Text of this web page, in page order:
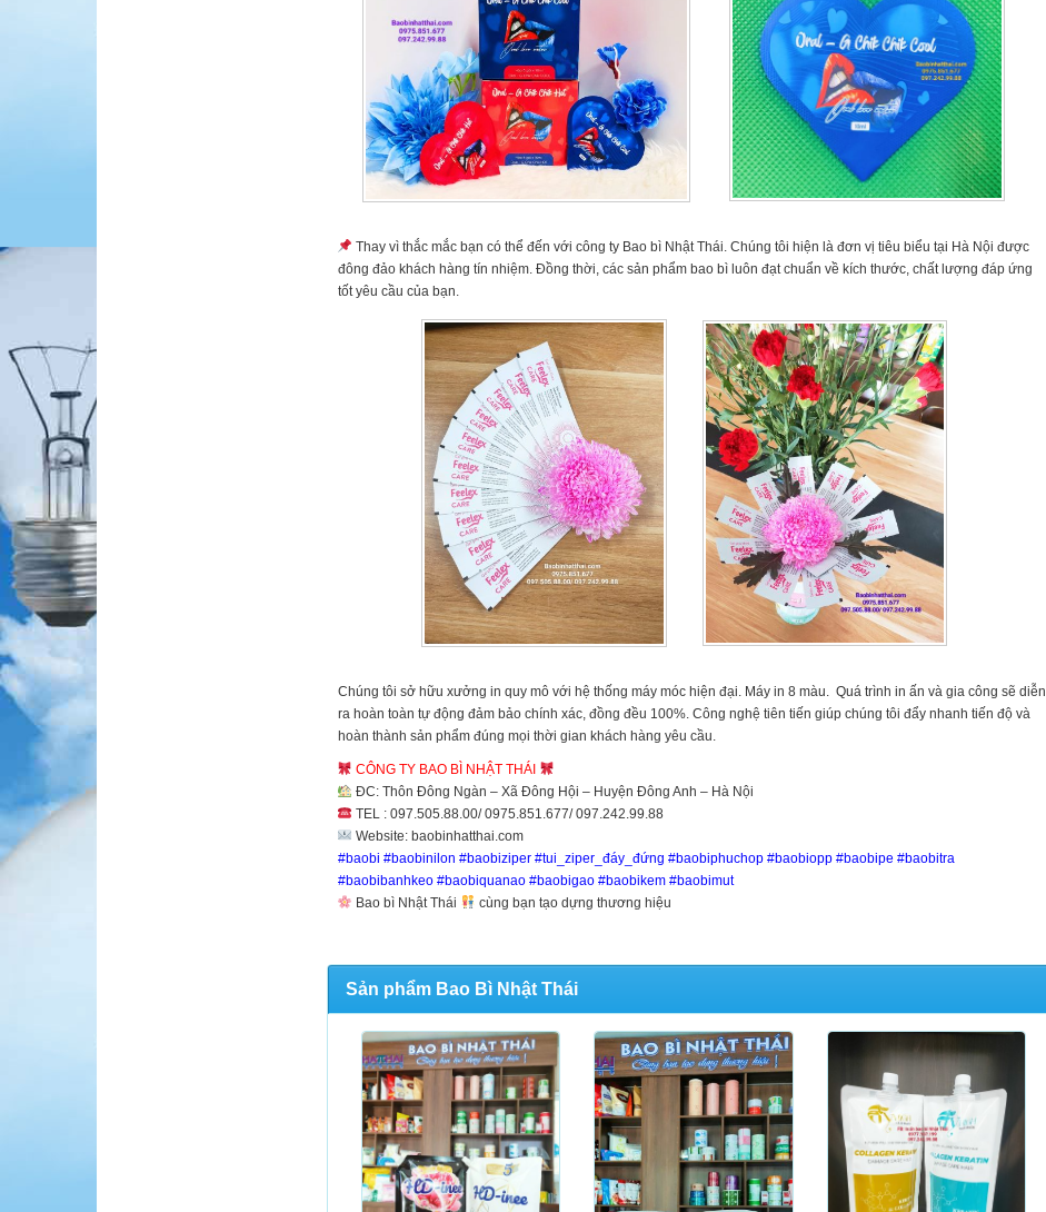
Thay vì thắc mắc bạn có thể đến với công ty Bao bì Nhật Thái. Chúng tôi hiện là đơn vị tiêu biểu tại Hà Nội được
đông đảo khách hàng tín nhiệm. Đồng thời, các sản phẩm bao bì luôn đạt chuẩn về kích thước, chất lượng đáp ứng
tốt yêu cầu của bạn.
Chúng tôi sở hữu xưởng in quy mô với hệ thống máy móc hiện đại. Máy in 8 màu. Quá trình in ấn và gia công sẽ diễn
ra hoàn toàn tự động đảm bảo chính xác, đồng đều 100%. Công nghệ tiên tiến giúp chúng tôi đẩy nhanh tiến độ và
hoàn thành sản phẩm đúng mọi thời gian khách hàng yêu cầu.
CÔNG TY BAO BÌ NHẬT THÁI
ĐC: Thôn Đông Ngàn – Xã Đông Hội – Huyện Đông Anh – Hà Nội
TEL : 097.505.88.00/ 0975.851.677/ 097.242.99.88
Website: baobinhatthai.com
#baobi #baobinilon #baobiziper #tui_ziper_đáy_đứng #baobiphuchop #baobiopp #baobipe #baobitra
#baobibanhkeo #baobiquanao #baobigao #baobikem #baobimut
Bao bì Nhật Thái
cùng bạn tạo dựng thương hiệu
Sản phẩm Bao Bì Nhật Thái